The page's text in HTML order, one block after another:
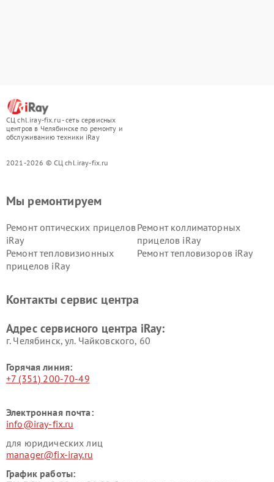
СЦ chl.iray-fix.ru - сеть сервисных
центров в Челябинске по ремонту и
обслуживанию техники iRay
2021-2026 © СЦ chl.iray-fix.ru
Мы ремонтируем
Ремонт оптических прицелов
iRay
Ремонт коллиматорных
прицелов iRay
Ремонт тепловизионных
прицелов iRay
Ремонт тепловизоров iRay
Контакты сервис центра
Адрес сервисного центра iRay:
г. Челябинск, ул. Чайковского, 60
Горячая линия:
+7 (351) 200-70-49
Электронная почта:
info@iray-fix.ru
для юридических лиц
manager@fix-iray.ru
График работы: